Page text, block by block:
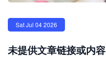
Sat Jul 04 2026
未提供文章链接或内容